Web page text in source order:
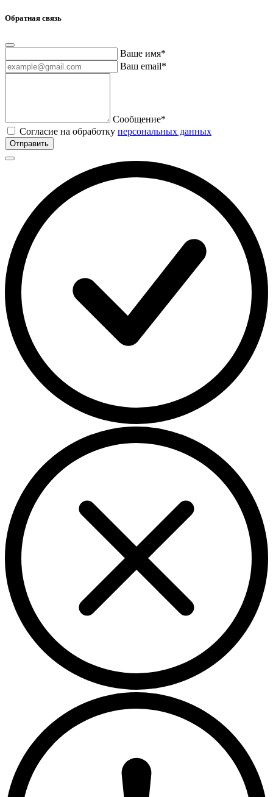
Обратная связь
Ваше имя*
Ваш email*
Сообщение*
Согласие на обработку персональных данных
Отправить